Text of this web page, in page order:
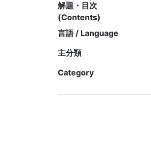
解題・目次
(Contents)
言語 / Language
主分類
Category